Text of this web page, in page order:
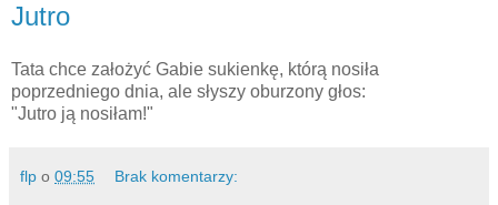
Jutro
Tata chce założyć Gabie sukienkę, którą nosiła
poprzedniego dnia, ale słyszy oburzony głos:
"Jutro ją nosiłam!"
flp o 09:55 Brak komentarzy: